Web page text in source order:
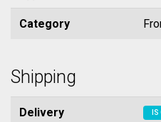
Category
Shipping
Delivery IS